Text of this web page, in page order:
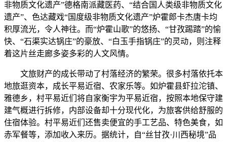
非物质文化遗产”德格南派藏医药、“结合国人类级非物质文化
遗产”、色达藏戏“国度级非物质文化遗产”炉霍郎卡杰唐卡均
积厚流光，令人神往。而“炉霍山歌”的悠扬、“甘孜踢踏”的愉
快、“石渠实达锅庄”的豪放、“白玉手指锅庄”的灵动，则注释
着这片丝走廊多姿多彩的人文风情。
文旅财产的成长带动了村落经济的繁荣。很多村落依托本
地旅逛资本，成长平易近宿、农家乐等。如炉霍县虾拉沱镇、
雅德乡，村平易近们将自家衡宇为平易近宿，按照本地保守建
建气概进行拆修，内部设备却十分现代化，为旅客供给舒服的
住宿体验。村平易近们还售卖便宜的手工艺品、特色美食，如
赤军餐等，添加收入来历。据统计，自“丝甘孜·川西秘境”品